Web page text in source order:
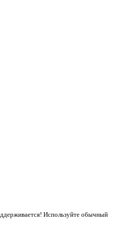
Используйте обычный